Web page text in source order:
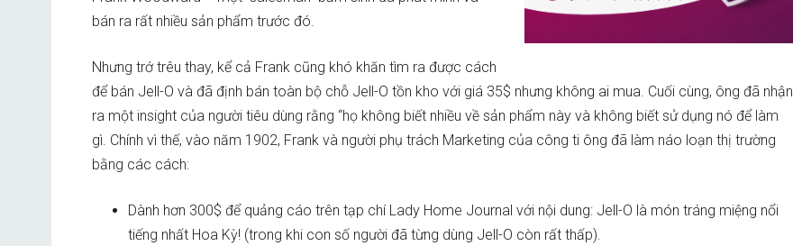
bán ra rất nhiều sản phẩm trước đó.
Nhưng trớ trêu thay, kể cả Frank cũng khó khăn tìm ra được cách
để bán Jell-O và đã định bán toàn bộ chỗ Jell-O tồn kho với giá 35$ nhưng không ai mua. Cuối cùng, ông đã nhận
ra một insight của người tiêu dùng rằng “họ không biết nhiều về sản phẩm này và không biết sử dụng nó để làm
gì. Chính vì thế, vào năm 1902, Frank và người phụ trách Marketing của công ti ông đã làm náo loạn thị trường
bằng các cách:
Dành hơn 300$ để quảng cáo trên tạp chí Lady Home Journal với nội dung: Jell-O là món tráng miệng nổi
tiếng nhất Hoa Kỳ! (trong khi con số người đã từng dùng Jell-O còn rất thấp).